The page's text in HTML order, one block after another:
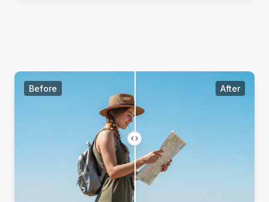
Before After